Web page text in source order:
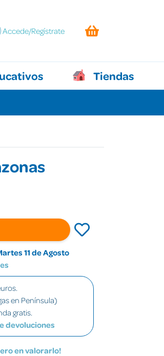
Accede/Regístrate
Tiendas
11 de Agosto
en Península)
gratis.
devoluciones
en valorarlo!